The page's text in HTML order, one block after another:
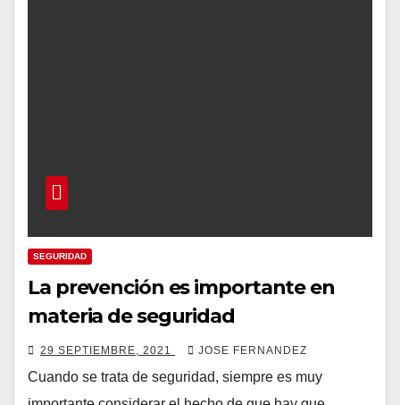
SEGURIDAD
La prevención es importante en
materia de seguridad
29 SEPTIEMBRE, 2021 JOSE FERNANDEZ
Cuando se trata de seguridad, siempre es muy